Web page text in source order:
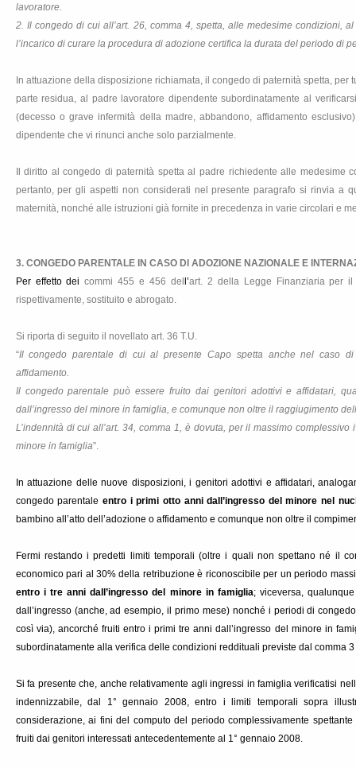
lavoratore.
2. Il congedo di cui all’art. 26, comma 4, spetta, alle medesime condizioni,
l’incarico di curare la procedura di adozione certifica la durata del periodo di
In attuazione della disposizione richiamata, il congedo di paternità spetta, per
parte residua, al padre lavoratore dipendente subordinatamente al
(decesso o grave infermità della madre, abbandono, affidamento
dipendente che vi rinunci anche solo parzialmente.
Il diritto al congedo di paternità spetta al padre richiedente alle medesime
pertanto, per gli aspetti non considerati nel presente paragrafo si rinvia a
maternità, nonché alle istruzioni già fornite in precedenza in varie circolari e
3. CONGEDO PARENTALE IN CASO DI ADOZIONE NAZIONALE E
Per effetto deicommi 455 e 456 del l’art. 2 della Legge Finanziaria per
rispettivamente, sostituito e abrogato.
Si riporta di seguito il novellato art. 36 T.U.
“Il congedo parentale di cui al presente Capo spetta anche nel caso
affidamento.
Il congedo parentale può essere fruito dai genitori adottivi e affidatari,
dall’ingresso del minore in famiglia, e comunque non oltre il raggiugimento
L’indennità di cui all’art. 34, comma 1, è dovuta, per il massimo
minore in famiglia”.
In attuazione delle nuove disposizioni, i genitori adottivi e affidatari,
congedo parentale entro i primi otto anni dall’ingresso del minore nel
bambino all’atto dell’adozione o affidamento e comunque non oltre il
Fermi restando i predetti limiti temporali (oltre i quali non spettano né il
economico pari al 30% della retribuzione è riconoscibile per un periodo
entro i tre anni dall’ingresso del minore in famiglia; viceversa,
dall’ingresso (anche, ad esempio, il primo mese) nonché i periodi di
così via), ancorché fruiti entro i primi tre anni dall’ingresso del minore in
subordinatamente alla verifica delle condizioni reddituali previste dal comma 3
Si fa presente che, anche relativamente agli ingressi in famiglia verificatisi
indennizzabile, dal 1° gennaio 2008, entro i limiti temporali sopra
considerazione, ai fini del computo del periodo complessivamente
fruiti dai genitori interessati antecedentemente al 1° gennaio 2008.